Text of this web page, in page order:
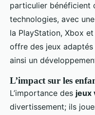
particulier bénéficient
technologies, avec
la PlayStation, Xbox
offre des jeux
ainsi un
L’impact sur les
L’importance des jeux
divertissement; ils